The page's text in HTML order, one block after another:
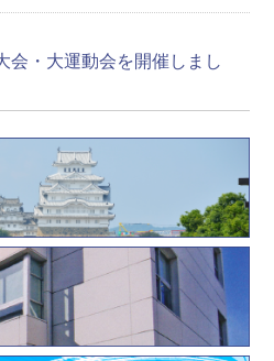
会・大運動会を開催しまし